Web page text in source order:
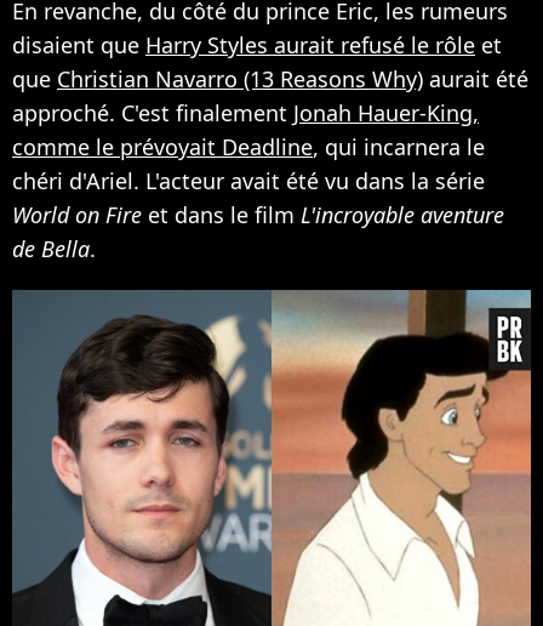
En revanche, du côté du prince Eric, les rumeurs
disaient que Harry Styles aurait refusé le rôle et
que Christian Navarro (13 Reasons Why) aurait été
approché. C'est finalement Jonah Hauer-King,
comme le prévoyait Deadline, qui incarnera le
chéri d'Ariel. L'acteur avait été vu dans la série
World on Fire et dans le film L'incroyable aventure
de Bella.